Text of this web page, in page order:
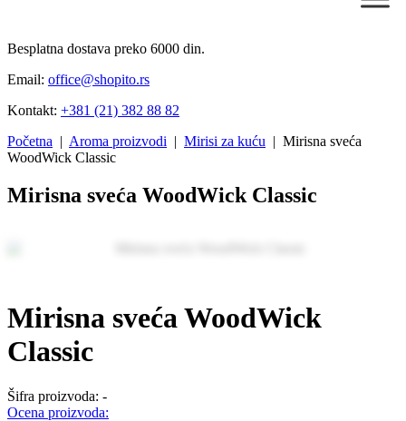
Besplatna dostava preko 6000 din.
Email: office@shopito.rs
Kontakt: +381 (21) 382 88 82
Početna | Aroma proizvodi | Mirisi za kuću | Mirisna sveća
WoodWick Classic
Mirisna sveća WoodWick Classic
Mirisna sveća WoodWick
Classic
Šifra proizvoda: -
Ocena proizvoda: